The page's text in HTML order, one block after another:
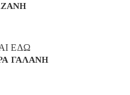
ΕΔΩ
ΓΑΛΑΝΗ